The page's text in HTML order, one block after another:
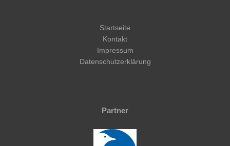
Startseite
Kontakt
Impressum
Datenschutzerklärung
Partner